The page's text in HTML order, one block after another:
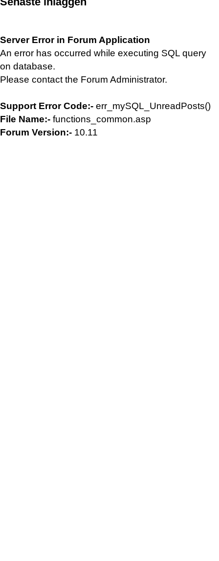
Server Error in Forum Application
An error has occurred while executing SQL query
on database.
Please contact the Forum Administrator.
Support Error Code:- err_mySQL_UnreadPosts()
File Name:- functions_common.asp
Forum Version:- 10.11